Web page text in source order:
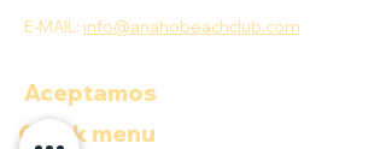
E-MAIL: info@anahobeachclub.com
Aceptamos
Quick menu